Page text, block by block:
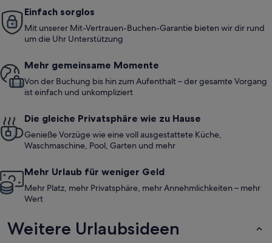
Einfach sorglos
Mit unserer Mit-Vertrauen-Buchen-Garantie bieten wir dir rund
um die Uhr Unterstützung
Mehr gemeinsame Momente
Von der Buchung bis hin zum Aufenthalt – der gesamte Vorgang
ist einfach und unkompliziert
Die gleiche Privatsphäre wie zu Hause
Genieße Vorzüge wie eine voll ausgestattete Küche,
Waschmaschine, Pool, Garten und mehr
Mehr Urlaub für weniger Geld
Mehr Platz, mehr Privatsphäre, mehr Annehmlichkeiten – mehr
Wert
Weitere Urlaubsideen